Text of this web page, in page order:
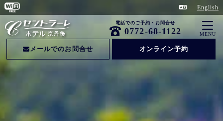
English
電話でのご予約・お問合せ
0772-68-1122
メールでのお問合せ オンライン予約
MENU